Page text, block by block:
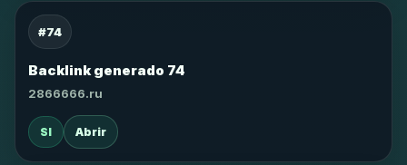
#74
Backlink generado 74
2866666.ru
SI Abrir